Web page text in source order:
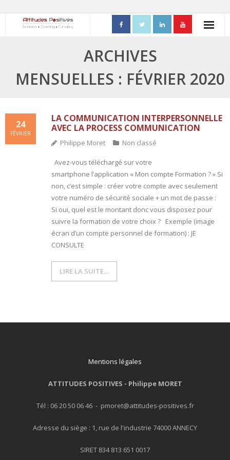
- Process Communication
- Adapter sa posture managériale
- Process Vente
- Ennéagramme
- Triangle de Karpman
- L'intelligence émotionnelle
COACHING et CONSULTING
ARCHIVES
MENSUELLES : FÉVRIER 2020
LA COMMUNICATION INTERPERSONNELLE
AVEC LA PROCESS COMMUNICATION
24
FÉVRIER
Philippe Moret Non classé
Avez-vous téléchargé sur votre
smartphone l’application « Mon compte Formation ? » Si
non, c’est simple : créer votre compte avec seulement
votre numéro de sécurité sociale + un mot de passe :
Si oui, quel est le montant donc vous disposez pour
suivre la formation de votre choix ? Exemple (image
écran d’un compte personnel de formation) : JE
CONSULTE
LIRE LA SUITE…
Mentions légales
ATTITUDES POSITIVES - Philippe MORET
Tél : 06 20 50 06 46 - pmoret@attitudes-positives.fr
Adresse du siège : 1, rue de l'industrie 74000 ANNECY
SIRET 834 813 651 0017